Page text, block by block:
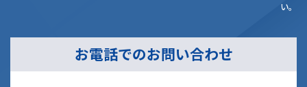
い。
お電話でのお問い合わせ